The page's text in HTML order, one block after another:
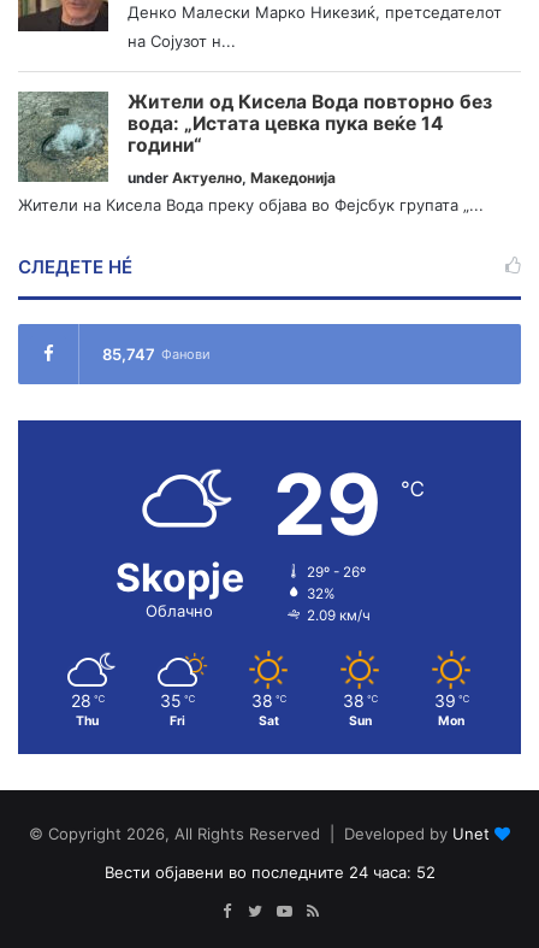
Денко Малески Марко Никезиќ, претседателот
на Сојузот н...
Жители од Кисела Вода повторно без
вода: „Истата цевка пука веќе 14
години“
under Актуелно, Македонија
Жители на Кисела Вода преку објава во Фејсбук групата „...
СЛЕДЕТЕ НÉ
85,747 Фанови
Skopje
Облачно
29 ℃
29º - 26º
32%
2.09 км/ч
28 ℃
Thu
35 ℃
Fri
38 ℃
Sat
38 ℃
Sun
39 ℃
Mon
© Copyright 2026, All Rights Reserved | Developed by Unet
Вести објавени во последните 24 часа: 52
Facebook
TwitterYouTube
RSS